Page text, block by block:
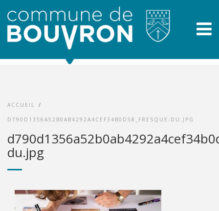
ACCUEIL /
D790D1356A52B0AB4292A4CEF34B0D58_FRESQUE-DU.JPG
du.jpg